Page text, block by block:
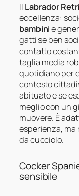
Il Labrador
eccellenza:
bambinie
gatti se ben
contatto
taglia media
quotidiano per
contesto
abituato e se
meglio con un
muovere. È
esperienza,
da cucciolo.
Cocker
sensibile